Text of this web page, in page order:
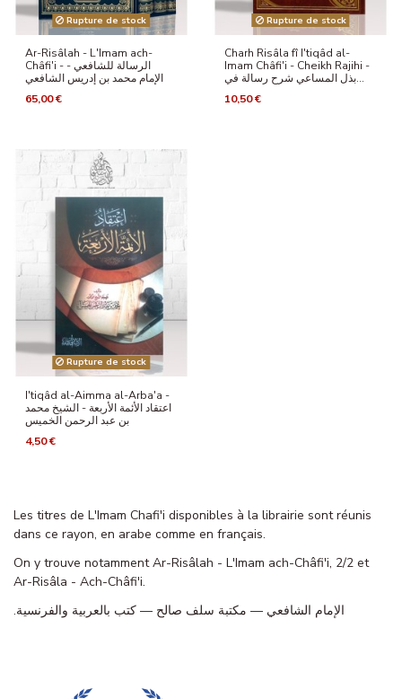
Rupture de stock
Ar-Risâlah - L'Imam ach-
Châfi'i - الرسالة للشافعي -
الإمام محمد بن إدريس الشافعي
65,00 €
Rupture de stock
Charh Risâla fî I'tiqâd al-
Imam Châfi'i - Cheikh Rajihi -
بذل المساعي شرح رسالة في...
10,50 €
Rupture de stock
I'tiqâd al-Aimma al-Arba'a -
اعتقاد الأئمة الأربعة - الشيخ محمد
بن عبد الرحمن الخميس
4,50 €
Les titres de L'Imam Chafi'i disponibles à la librairie sont réunis
dans ce rayon, en arabe comme en français.
On y trouve notamment Ar-Risâlah - L'Imam ach-Châfi'i, 2/2 et
Ar-Risâla - Ach-Châfi'i.
الإمام الشافعي — مكتبة سلف صالح — كتب بالعربية والفرنسية.